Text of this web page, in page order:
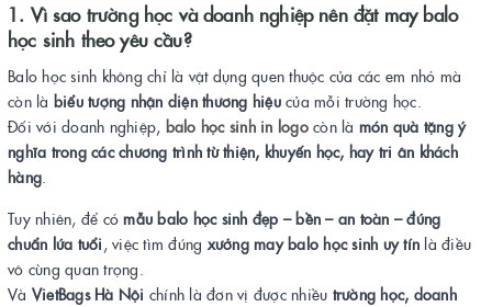
1. Vì sao trường học và doanh nghiệp nên đặt may balo
học sinh theo yêu cầu?
Balo học sinh không chỉ là vật dụng quen thuộc của các em nhỏ mà
còn là biểu tượng nhận diện thương hiệucủa mỗi trường học.
Đối với doanh nghiệp, balo học sinh in logocòn là món quà tặng ý
nghĩa trong các chương trình từ thiện, khuyến học, hay tri ân khách
hàng.
Tuy nhiên, để cómẫu balo học sinh đẹp – bền – an toàn – đúng
chuẩn lứa tuổi, việc tìm đúngxưởng may balo học sinh uy tín là điều
vô cùng quan trọng.
Và VietBags Hà Nội chính là đơn vị được nhiều trường học, doanh